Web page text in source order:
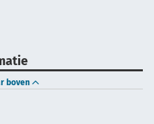
boven